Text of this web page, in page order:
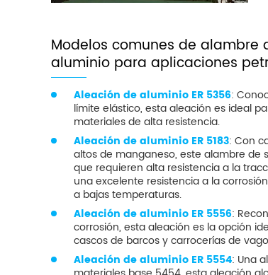
Modelos comunes de
aluminio para aplicaciones
Aleación de aluminio ER 5356:
límite elástico, esta aleación es ideal
materiales de alta resistencia.
Aleación de aluminio ER 5183: Con
altos de manganeso, este alambre de
que requieren alta resistencia a la
una excelente resistencia a la
a bajas temperaturas.
Aleación de aluminio ER 5556:
corrosión, esta aleación es la opción
cascos de barcos y carrocerías de
Aleación de aluminio ER 5554: Una